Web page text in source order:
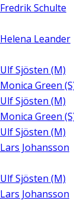
Fredrik Schulte
Helena Leander
Ulf Sjösten (M)
Monica Green
Ulf Sjösten (M)
Monica Green
Ulf Sjösten (M)
Lars Johansson
Ulf Sjösten (M)
Lars Johansson